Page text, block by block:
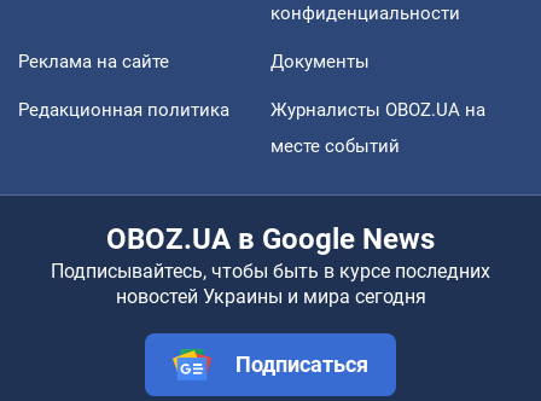
конфиденциальности
Реклама на сайте Документы
Редакционная политика
Журналисты OBOZ.UA на
месте событий
OBOZ.UA в Google News
Подписывайтесь, чтобы быть в курсе последних
новостей Украины и мира сегодня
Подписаться